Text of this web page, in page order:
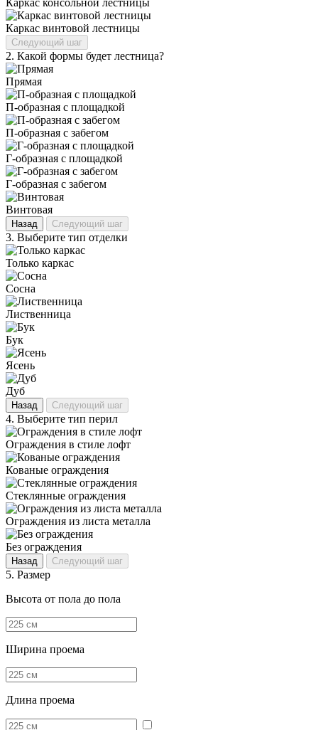
Каркас винтовой лестницы
Следующий шаг
2. Какой формы будет лестница?
Прямая
П‑образная с площадкой
П‑образная с забегом
Г‑образная с площадкой
Г‑образная с забегом
Винтовая
Назад Следующий шаг
3. Выберите тип отделки
Только каркас
Сосна
Лиственница
Бук
Ясень
Дуб
Назад Следующий шаг
4. Выберите тип перил
Ограждения в стиле лофт
Кованые ограждения
Стеклянные ограждения
Ограждения из листа металла
Без ограждения
Назад Следующий шаг
5. Размер
Высота от пола до пола
Ширина проема
Длина проема